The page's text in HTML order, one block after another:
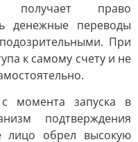
получает право
денежные переводы
При
к самому счету и не
момента запуска в
подтверждения
лицо обрел высокую